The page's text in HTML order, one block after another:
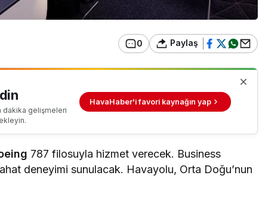
0 Paylaş
dakika gelişmeleri
HavaHaber'i favori kaynağın yap
787 filosuyla hizmet verecek. Business
deneyimi sunulacak. Havayolu, Orta Doğu’nun